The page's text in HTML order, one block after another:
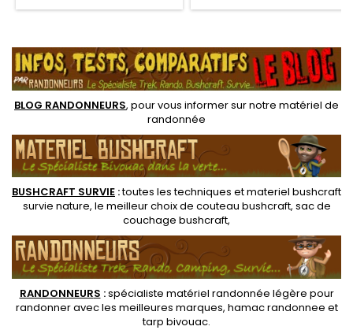
bivouac en montagne grâce
pour seulement 0.8 kg, le sac
de couchage duvet Wilsa
KL250 propose également
une collerette...
Garnissage en Isolane 3D
importante en vue d'offrir un
confort thermique optimal.
Température confort -8°C
BLOG RANDONNEURS, pour vous informer sur notre matériel de
randonnée
BUSHCRAFT SURVIE :toutes les techniques etmateriel bushcraft
survie nature, le meilleur choix de couteau bushcraft, sac de
couchage bushcraft,
RANDONNEURS :spécialiste matériel randonnée légère pour
randonner avec les meilleures marques, hamac randonnee et
tarp bivouac.